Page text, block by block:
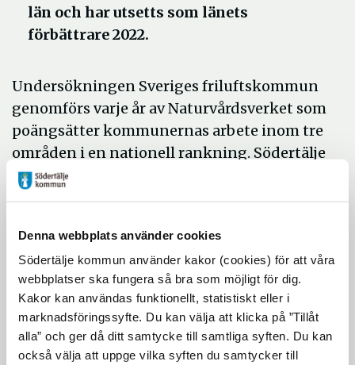
Denna webbplats använder cookies
Södertälje kommun använder kakor (cookies) för att våra
webbplatser ska fungera så bra som möjligt för dig.
Kakor kan användas funktionellt, statistiskt eller i
marknadsföringssyfte. Du kan välja att klicka på ”Tillåt
alla” och ger då ditt samtycke till samtliga syften. Du kan
också välja att uppge vilka syften du samtycker till
län och har utsetts som länets
förbättrare 2022.
Undersökningen Sveriges friluftskommun
genomförs varje år av Naturvårdsverket som
poängsätter kommunernas arbete inom tre
områden i en nationell rankning. Södertälje
har förbättrat sitt resultat med 20 procent
de senaste tre åren och får därför
satsningar vi har gjort de senaste åren. Vi
har skjutit till rejält med pengar för att öka
ambitionsnivån och göra våra
naturområden mer tillgängliga samtidigt
som vi förstärkt naturskolan. Det är tydligt